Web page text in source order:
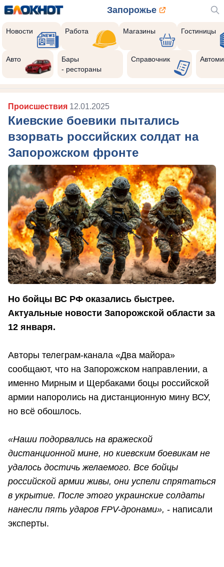
Запорожье
Новости Работа Магазины Гостиницы
Авто
Бары
- рестораны
Справочник
Происшествия 12.01.2025
Киевские боевики пытались
взорвать российских солдат на
Запорожском фронте
Но бойцы ВС РФ оказались быстрее.
Актуальные новости Запорожской области за
12 января.
Авторы телеграм-канала «Два майора»
сообщают, что на Запорожском направлении, а
именно Мирным и Щербаками боцы российской
армии напоролись на дистанционную мину ВСУ,
но всё обошлось.
«Наши подорвались на вражеской
дистанционной мине, но киевским боевикам не
удалось достичь желаемого. Все бойцы
российской армии живы, они успели спрятаться
в укрытие. После этого украинские солдаты
нанесли пять ударов FPV-дронами», - написали
эксперты.